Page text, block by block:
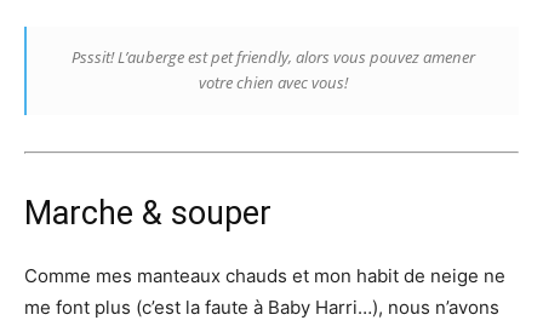
Psssit! L’auberge est pet friendly, alors vous pouvez amener
votre chien avec vous!
Marche & souper
Comme mes manteaux chauds et mon habit de neige ne
me font plus (c’est la faute à Baby Harri…), nous n’avons